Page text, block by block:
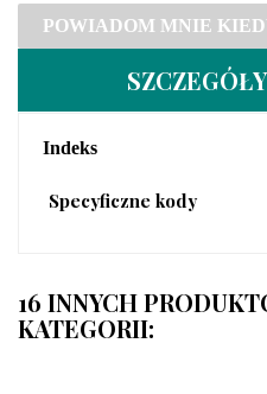
POWIADOM MNIE
Indeks
Specyficzne kody
16 INNYCH
KATEGORII: